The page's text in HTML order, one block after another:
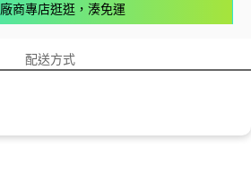
商專店逛逛，湊免運
配送方式